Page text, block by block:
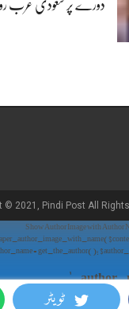
ٹویٹر
دورے پر سعودی عرب
© 2021, Pindi Post All Rights
// Show Author Image with Author
= get_the_author();
'; return $author_html . $content; }